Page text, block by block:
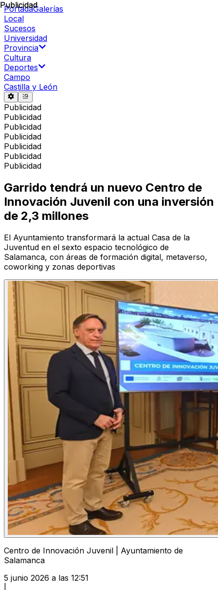
PortadaGalerías
Local
Sucesos
Universidad
Provincia
Cultura
Deportes
Campo
Castilla y León
Publicidad
Publicidad
Publicidad
Publicidad
Publicidad
Publicidad
Publicidad
Publicidad
Garrido tendrá un nuevo Centro de
Innovación Juvenil con una inversión
de 2,3 millones
El Ayuntamiento transformará la actual Casa de la
Juventud en el sexto espacio tecnológico de
Salamanca, con áreas de formación digital, metaverso,
coworking y zonas deportivas
Centro de Innovación Juvenil | Ayuntamiento de
Salamanca
5 junio 2026 a las 12:51
Publicidad